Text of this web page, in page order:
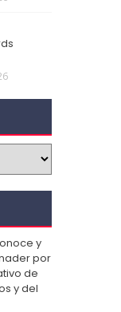
y
por
de
y del